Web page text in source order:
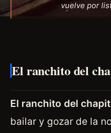
vuelve por
El ranchito del
El ranchito del
bailar y gozar de la